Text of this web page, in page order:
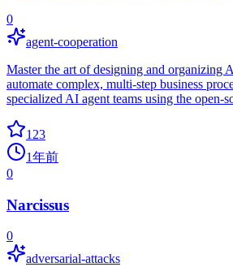
0
agent-cooperation
Master the art of designing and organizing
automate complex, multi-step business
specialized AI agent teams using the open-
123
1年前
0
Narcissus
0
adversarial-attacks